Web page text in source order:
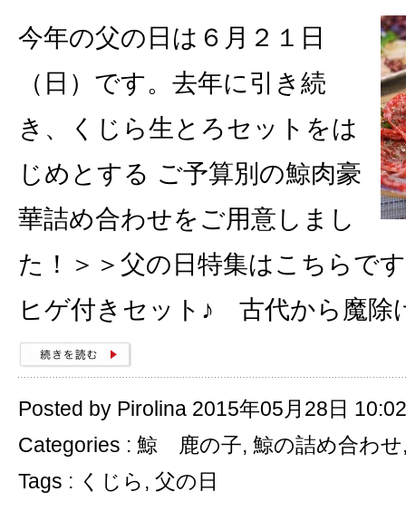
今年の父の日は６月２１日
（日）です。去年に引き続
き、くじら生とろセットをは
じめとする ご予算別の鯨肉豪
華詰め合わせをご用意しまし
た！＞＞父の日特集はこちらで
ヒゲ付きセット♪ 古代から魔
Posted by Pirolina 2015年05月28日 10:02
Categories : 鯨 鹿の子, 鯨の詰め合わせ
Tags : くじら , 父の日